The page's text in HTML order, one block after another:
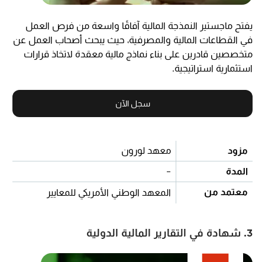
يفتح ماجستير النمذجة المالية آفاقًا واسعة من فرص العمل
في القطاعات المالية والمصرفية، حيث يبحث أصحاب العمل عن
متخصصين قادرين على بناء نماذج مالية معقدة لاتخاذ قرارات
استثمارية استراتيجية.
سجل الآن
مزود
معهد لورون
المدة
-
معتمد من
المعهد الوطني الأمريكي للمعايير
3. شهادة في التقارير المالية الدولية